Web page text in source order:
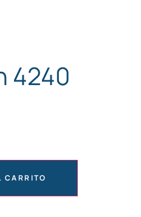
4240
CARRITO